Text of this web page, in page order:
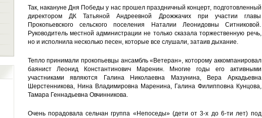
Так, накануне Дня Победы у нас прошел праздничный концерт, подготовленный
директором ДК Татьяной Андреевной Дрожжачих при участии главы
Прокопьевского сельского поселения Наталии Леонидовны Ситниковой.
Руководитель местной администрации не только сказала торжественную речь,
но и исполнила несколько песен, которые все слушали, затаив дыхание.
Тепло принимали прокопьевцы ансамбль «Ветеран», которому аккомпанировал
баянист Леонид Константинович Маренин. Многие годы его активными
участниками являются Галина Николаевна Мазунина, Вера Аркадьевна
Шерстенникова, Нина Владимировна Маренина, Галина Филипповна Кунцова,
Тамара Геннадьевна Овчинникова.
Очень порадовала сельчан группа «Непоседы» (дети от 3-х до 6-ти лет) под